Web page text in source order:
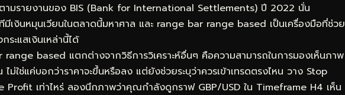
ามรายงานของ BIS (Bank for International Settlements) ปี 2022 นั่น
มีเงินหมุนเวียนในตลาดนี้มหาศาล และ range bar range based เป็นเครื่องมือที่ช่วย
ะแสเงินเหล่านี้ได้
based แตกต่างจากวิธีการวิเคราะห์อื่นๆ คือความสามารถในการมองเห็นภาพ
ม่ใช่แค่บอกว่าราคาจะขึ้นหรือลง แต่ยังช่วยระบุว่าควรเข้าเทรดตรงไหน วาง Stop
Profit เท่าไหร่ ลองนึกภาพว่าคุณกำลังดูกราฟ GBP/USD ใน Timeframe H4 เห็น